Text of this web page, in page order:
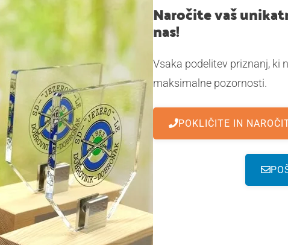
Naročite vaš
nas!
Vsaka podelitev priznanj, ki
maksimalne pozornosti.
POKLIČITE IN